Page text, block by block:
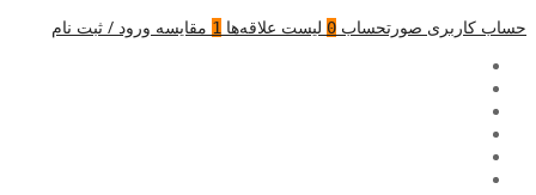
حساب کاربری صورتحساب 0 لیست علاقه‌ها 1 مقایسه ورود / ثبت نام